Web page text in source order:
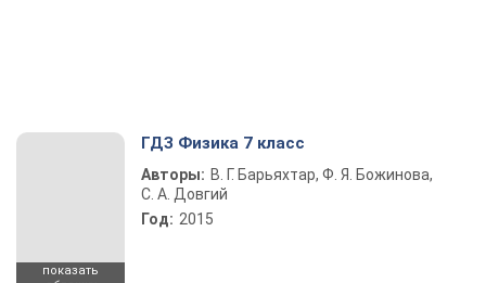
показать
ГДЗ Физика 7 класс
Авторы: В. Г. Барьяхтар, Ф. Я. Божинова,
С. А. Довгий
Год: 2015